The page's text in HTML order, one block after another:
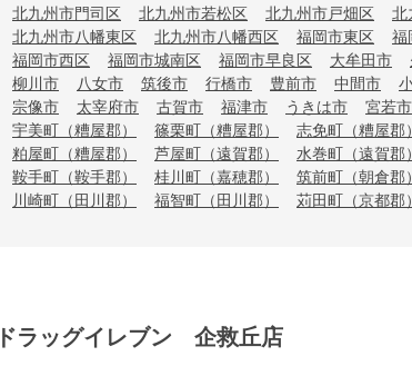
北九州市門司区 北九州市若松区 北九州市戸畑区 北
北九州市八幡東区
北九州市八幡西区 福岡市東区 福
福岡市西区
福岡市城南区 福岡市早良区 大牟田市
柳川市
八女市 筑後市 行橋市 豊前市 中間市
宗像市
太宰府市 古賀市 福津市 うきは市 宮若市
宇美町（糟屋郡）
篠栗町（糟屋郡） 志免町（糟屋郡）
粕屋町（糟屋郡）
芦屋町（遠賀郡） 水巻町（遠賀郡）
鞍手町（鞍手郡）
桂川町（嘉穂郡） 筑前町（朝倉郡）
川崎町（田川郡）
福智町（田川郡） 苅田町（京都郡）
ドラッグイレブン 企救丘店